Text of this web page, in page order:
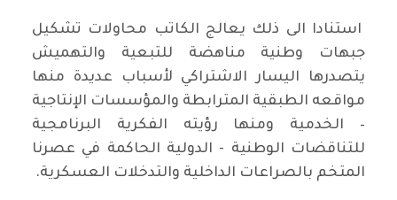
استنادا الى ذلك يعالج الكاتب محاولات تشكيل
جبهات وطنية مناهضة للتبعية والتهميش
يتصدرها اليسار الاشتراكي لأسباب عديدة منها
مواقعه الطبقية المترابطة والمؤسسات الإنتاجية
– الخدمية ومنها رؤيته الفكرية البرنامجية
للتناقضات الوطنية - الدولية الحاكمة في عصرنا
المتخم بالصراعات الداخلية والتدخلات العسكرية.